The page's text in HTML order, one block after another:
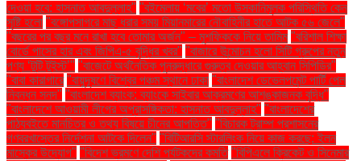
দেওয়া হবে: হাসনাত আবদুল্লাহ" "বইমেলায় ‘মবের’ মতো উসকানিমূলক পরিস্থিতি কেন
সৃষ্টি হলো "বঙ্গোপসাগরে মাছ ধরার সময় মিয়ানমারের নৌবাহিনীর হাতে আটক ৫৬ জেলে"
"বছরের পর বছর মনে রাখা হবে তোমার অর্জন" – মুশফিককে নিয়ে তামিম "বরিশাল শিক্ষা
বোর্ডে পাসের হার এবং জিপিএ-৫ বৃদ্ধির খবর" "বাজারে উন্মোচন হলো সিটি গ্রুপের নতুন
পণ্য ‘টুটি টুইস্ট’" "বাজেটে অর্থনৈতিক পুনরুদ্ধারে গুরুত্ব দেওয়ার আহ্বান সিপিডির"
"বাবা কারাগারে "বায়ুদূষণে বিশ্বের পঞ্চম স্থানে ঢাকা "বাংলাদেশ ডেভেলপমেন্ট পার্টি পেল
নিবন্ধন সনদ" "বাংলাদেশ ব্যাংক: ব্যাংকে সাইবার আক্রমণের আশঙ্কাজনক বৃদ্ধি"
"বাংলাদেশে আওয়ামী লীগের অপ্রাসঙ্গিকতা: হাসনাত আবদুল্লাহ" "বাংলাদেশের
পাঠ্যবইতে মানচিত্র ও তথ্য বিষয়ে চীনের আপত্তি" "বিচারক ট্রাম্প প্রশাসনের
গণবরখাস্তের নির্দেশনা আটকে দিলেন" "বিটিআরসি স্টারলিংক নিয়ে কাজ করছে: ইলন
মাস্কের উদ্যোগ" "বিদেশ ভ্রমণে দেশি পর্যটকদের কমতি "বিপিএলে ক্রিকেট ও সিনেমার